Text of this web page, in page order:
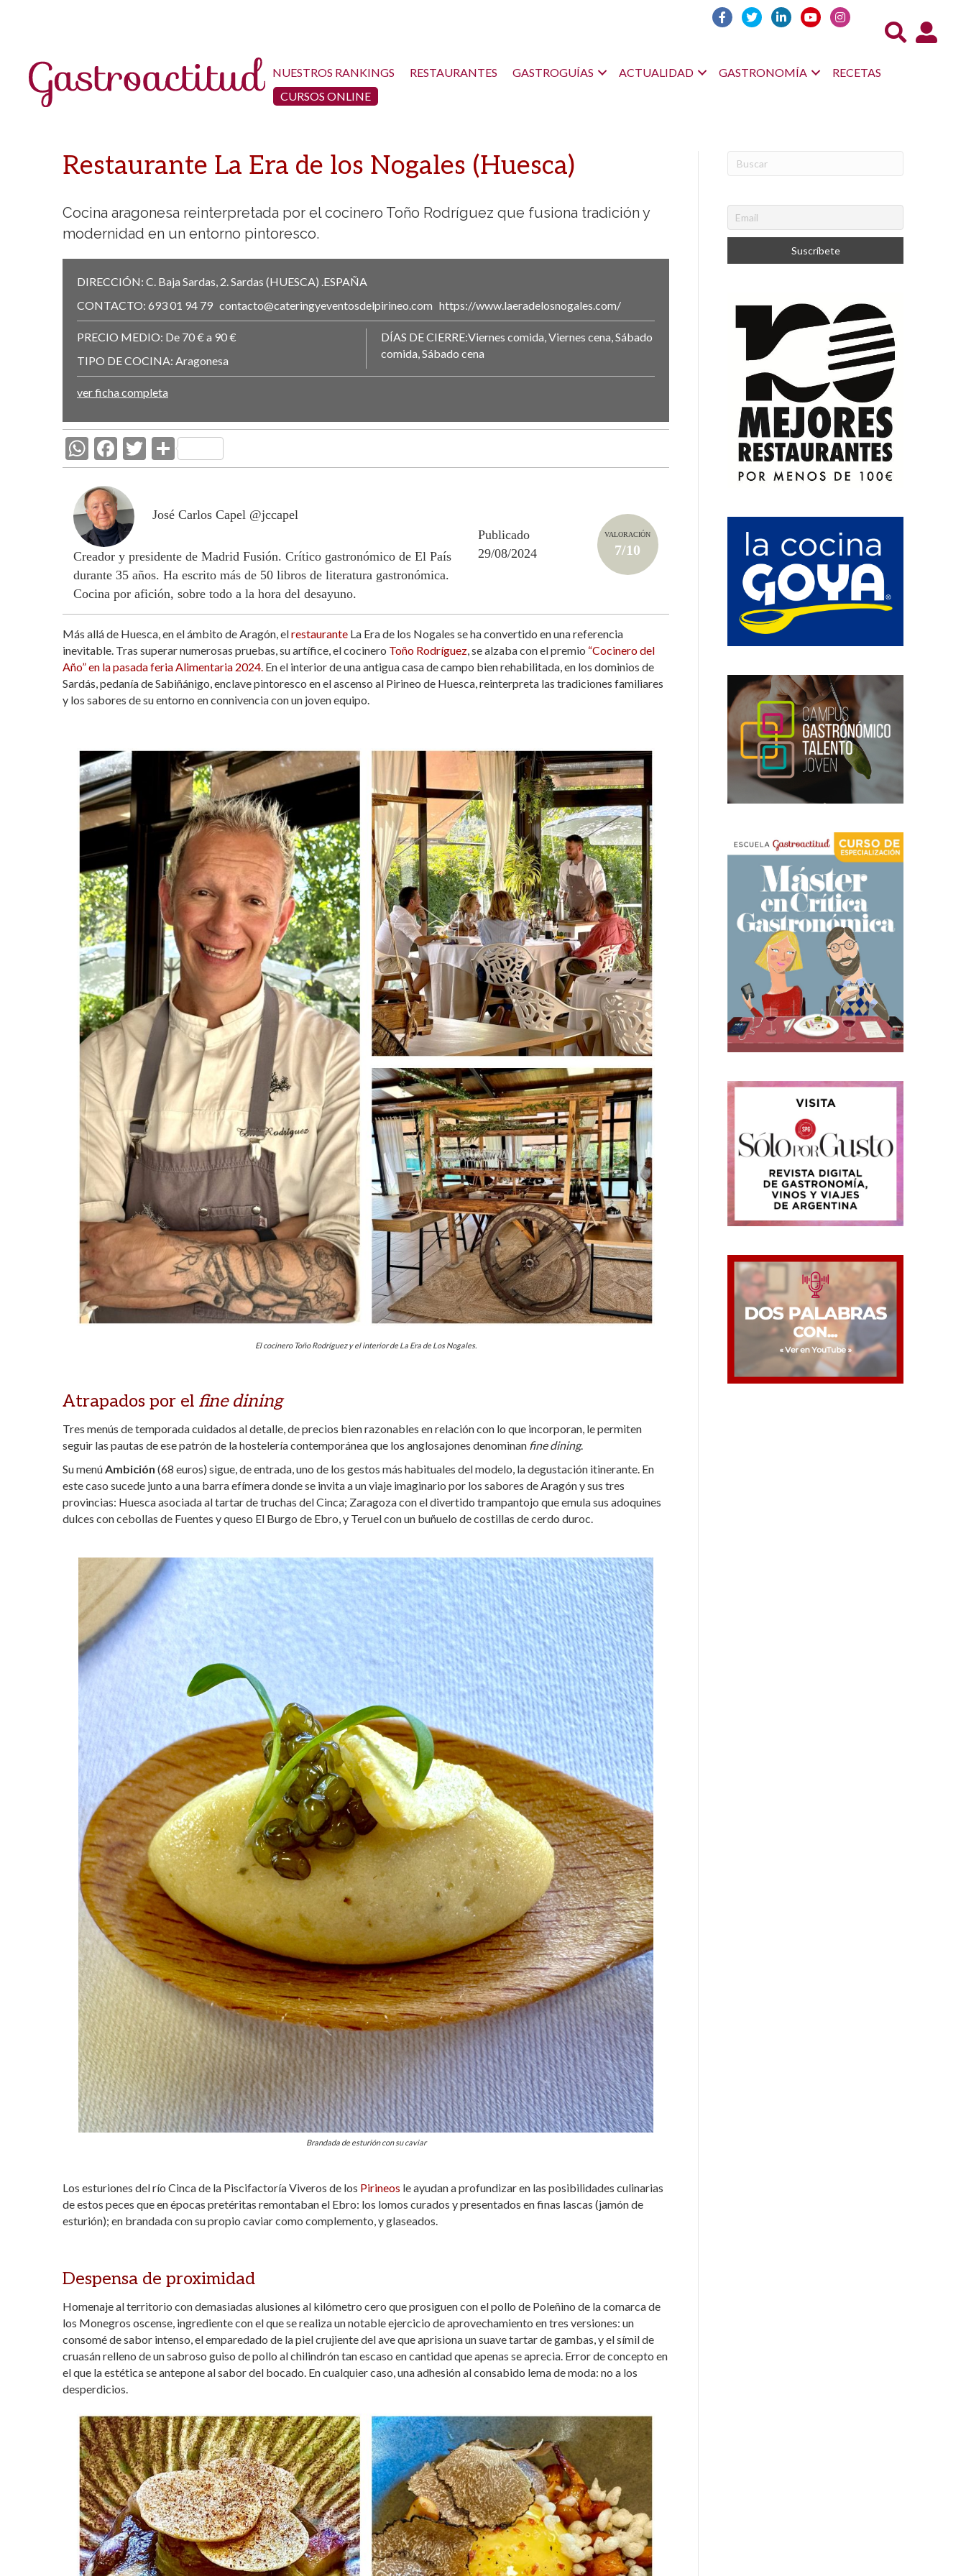
Acceso
NUESTROS RANKINGS RESTAURANTES GASTROGUÍAS ACTUALIDAD GASTRONOMÍA
RECETAS
CURSOS ONLINE
Restaurante La Era de los Nogales (Huesca)
Cocina aragonesa reinterpretada por el cocinero Toño Rodríguez que fusiona tradición y
modernidad en un entorno pintoresco.
DIRECCIÓN: C. Baja Sardas, 2. Sardas (HUESCA) ESPAÑA
CONTACTO: 693 01 94 79 contacto@cateringyeventosdelpirineo.com https://www.laeradelosnogales.com/
PRECIO MEDIO: De 70 € a 90 €
TIPO DE COCINA: Aragonesa
DÍAS DE CIERRE:Viernes comida, Viernes cena, Sábado
comida, Sábado cena
ver ficha completa
W
h
at
s
A
p
p
F
ac
e
b
o
o
k
T
w
er
C
o
p
ti
r
José Carlos Capel @jccapel
Creador y presidente de Madrid Fusión. Crítico gastronómico de El País
durante 35 años. Ha escrito más de 50 libros de literatura gastronómica.
Cocina por afición, sobre todo a la hora del desayuno.
Publicado
29/08/2024
VALORACIÓN
7/10
Más allá de Huesca, en el ámbito de Aragón, elrestaurante La Era de los Nogales se ha convertido en una referencia
inevitable. Tras superar numerosas pruebas, su artífice, el cocinero Toño Rodríguez , se alzaba con el premio “Cocinero del
Año” en la pasada feria Alimentaria 2024. En el interior de una antigua casa de campo bien rehabilitada, en los dominios de
Sardás, pedanía de Sabiñánigo, enclave pintoresco en el ascenso al Pirineo de Huesca, reinterpreta las tradiciones familiares
y los sabores de su entorno en connivencia con un joven equipo.
El cocinero Toño Rodríguez y el interior de La Era de Los Nogales.
Atrapados por el fine dining
Tres menús de temporada cuidados al detalle, de precios bien razonables en relación con lo que incorporan, le permiten
seguir las pautas de ese patrón de la hostelería contemporánea que los anglosajones denominan fine dining.
Su menú Ambición (68 euros) sigue, de entrada, uno de los gestos más habituales del modelo, la degustación itinerante. En
este caso sucede junto a una barra efímera donde se invita a un viaje imaginario por los sabores de Aragón y sus tres
provincias: Huesca asociada al tartar de truchas del Cinca; Zaragoza con el divertido trampantojo que emula sus adoquines
dulces con cebollas de Fuentes y queso El Burgo de Ebro, y Teruel con un buñuelo de costillas de cerdo duroc.
Brandada de esturión con su caviar
Los esturiones del río Cinca de la Piscifactoría Viveros de los Pirineos le ayudan a profundizar en las posibilidades culinarias
de estos peces que en épocas pretéritas remontaban el Ebro: los lomos curados y presentados en finas lascas (jamón de
esturión); en brandada con su propio caviar como complemento, y glaseados.
Despensa de proximidad
Homenaje al territorio con demasiadas alusiones al kilómetro cero que prosiguen con el pollo de Poleñino de la comarca de
los Monegros oscense, ingrediente con el que se realiza un notable ejercicio de aprovechamiento en tres versiones: un
consomé de sabor intenso, el emparedado de la piel crujiente del ave que aprisiona un suave tartar de gambas, y el símil de
cruasán relleno de un sabroso guiso de pollo al chilindrón tan escaso en cantidad que apenas se aprecia. Error de concepto en
el que la estética se antepone al sabor del bocado. En cualquier caso, una adhesión al consabido lema de moda: no a los
desperdicios.